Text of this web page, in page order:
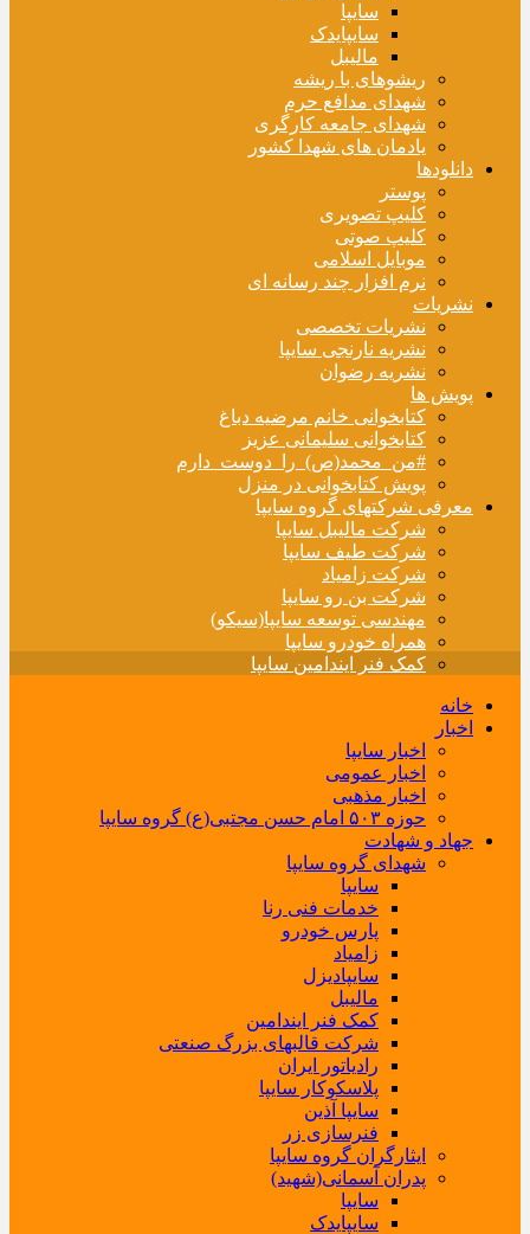
سایپا
سایپایدک
مالیبل
ریشوهای با ریشه
شهدای مدافع حرم
شهدای جامعه کارگری
یادمان های شهدا کشور
دانلودها
پوستر
کلیپ تصویری
کلیپ صوتی
موبایل اسلامی
نرم افزار چند رسانه ای
نشریات
نشریات تخصصی
نشریه نارنجی سایپا
نشریه رضوان
پویش ها
کتابخوانی خانم مرضیه دباغ
کتابخوانی سلیمانی عزیز
#من_محمد(ص)_را_دوست_دارم
پویش کتابخوانی در منزل
معرفی شرکتهای گروه سایپا
شرکت مالیبل سایپا
شرکت طیف سایپا
شرکت زامیاد
شرکت بن رو سایپا
مهندسی توسعه سایپا(سیکو)
همراه خودرو سایپا
کمک فنر ایندامین سایپا
خانه
اخبار
اخبار سایپا
اخبار عمومی
اخبار مذهبی
حوزه ۵۰۳ امام حسن مجتبی(ع) گروه سایپا
جهاد و شهادت
شهدای گروه سایپا
سایپا
خدمات فنی رنا
پارس خودرو
زامیاد
سایپادیزل
مالیبل
کمک فنر ایندامین
شرکت قالبهای بزرگ صنعتی
رادیاتور ایران
پلاسکوکار سایپا
سایپا آذین
فنرسازی زر
ایثارگران گروه سایپا
پدران آسمانی(شهید)
سایپا
سایپایدک